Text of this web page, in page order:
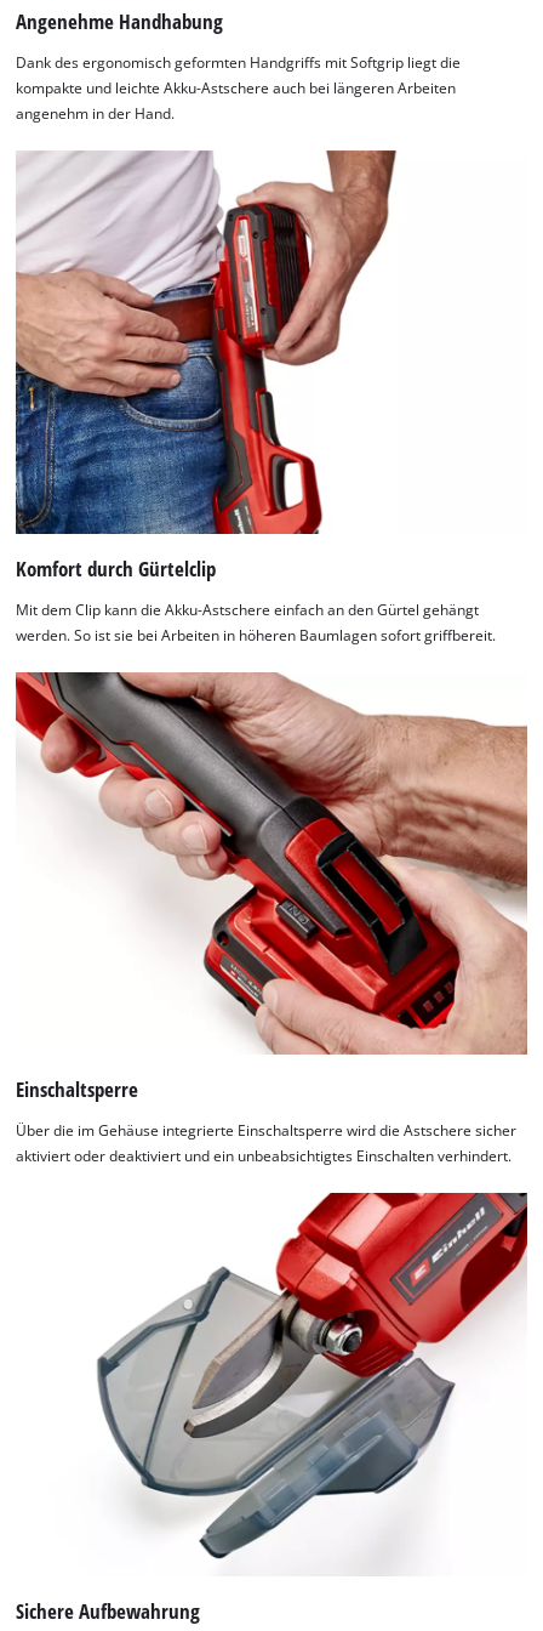
to
the
list
used.
Powered
by
Usercentrics
Consent
Management
Platform
owner
needs
to
setup
the
their
CMP
to
add
this
content
to
the
list
of
technologies
used.
Powered
by
Usercentrics
Management
Platform
Angenehme Handhabung
Dank des ergonomisch geformten Handgriffs mit Softgrip liegt die
kompakte und leichte Akku-Astschere auch bei längeren Arbeiten
angenehm in der Hand.
Komfort durch Gürtelclip
Mit dem Clip kann die Akku-Astschere einfach an den Gürtel gehängt
werden. So ist sie bei Arbeiten in höheren Baumlagen sofort griffbereit.
Einschaltsperre
Über die im Gehäuse integrierte Einschaltsperre wird die Astschere sicher
aktiviert oder deaktiviert und ein unbeabsichtigtes Einschalten verhindert.
Sichere Aufbewahrung